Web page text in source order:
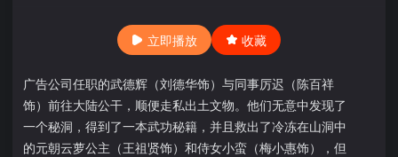
立即播放 收藏
广告公司任职的武德辉（刘德华饰）与同事厉迟（陈百祥
饰）前往大陆公干，顺便走私出土文物。他们无意中发现了
一个秘洞，得到了一本武功秘籍，并且救出了冷冻在山洞中
的元朝云萝公主（王祖贤饰）和侍女小蛮（梅小惠饰），但